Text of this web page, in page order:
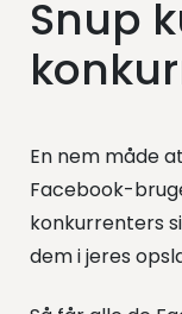
Snup
En nem måde
Facebook-
konkurrenters
dem i jeres